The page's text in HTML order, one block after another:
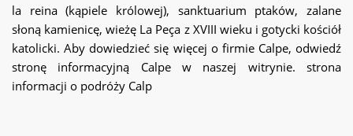
la reina (kąpiele królowej), sanktuarium ptaków, zalane
słoną kamienicę, wieżę La Peça z XVIII wieku i gotycki kościół
katolicki. Aby dowiedzieć się więcej o firmie Calpe, odwiedź
stronę informacyjną Calpe w naszej witrynie. strona
informacji o podróży Calp